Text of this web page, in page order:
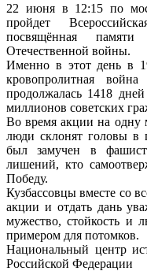
22 июня в 12:15 по
пройдет
посвящённая
Отечественной войны.
Именно в этот день в
кровопролитная
продолжалась 1418
миллионов советских
Во время акции на одну
люди склонят головы в
был замучен в
лишений, кто
Победу.
Кузбассовцы вместе со
акции и отдать дань
мужество, стойкость и
примером для потомков.
Национальный центр
Российской Федерации